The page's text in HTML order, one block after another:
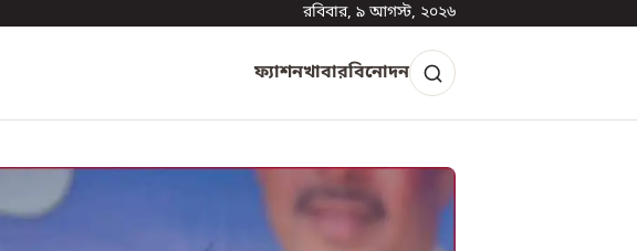
রবিবার, ৯ আগস্ট, ২০২৬
ফ্যাশনখাবারবিনোদন